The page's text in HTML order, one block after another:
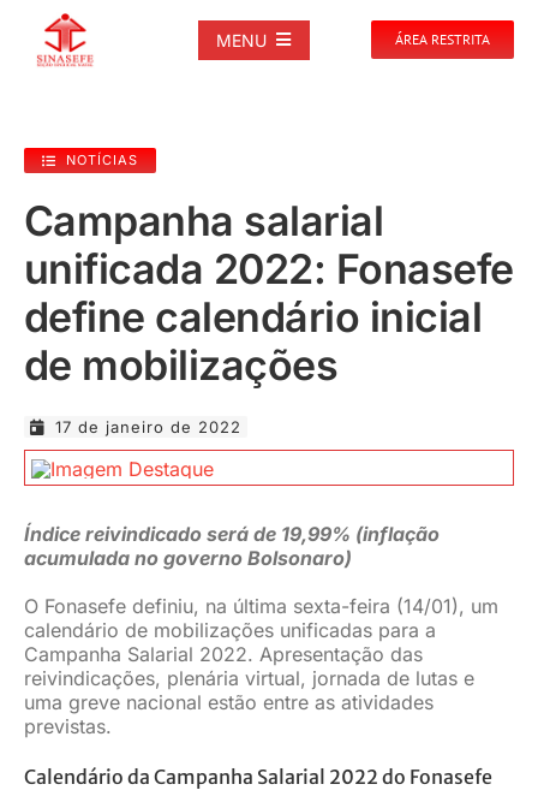
MENU
NOTÍCIAS
PUBLICAÇÕES
DOCUMENTOS
GALERIAS
CLUBE
CONTATO
ÁREA RESTRITA
NOTÍCIAS
Campanha salarial
unificada 2022: Fonasefe
define calendário inicial
de mobilizações
17 de janeiro de 2022
Índice reivindicado será de 19,99% (inflação
acumulada no governo Bolsonaro)
O Fonasefe definiu, na última sexta-feira (14/01), um
calendário de mobilizações unificadas para a
Campanha Salarial 2022. Apresentação das
reivindicações, plenária virtual, jornada de lutas e
uma greve nacional estão entre as atividades
previstas.
Calendário da Campanha Salarial 2022 do Fonasefe